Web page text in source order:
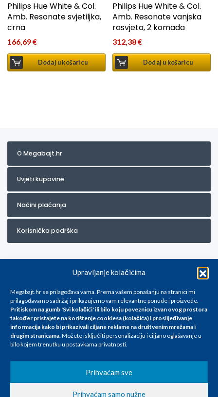
Upravljanje kolačićima
Megabajt.hr se prilagođava vama. Prema vašem ponašanju na stranici mi
prilagođavamo sadržaj i prikazujemo vam relevantne ponude i proizvode.
Pritiskom na gumb 'Svi kolačići' ili bilo koju poveznicu izvan ovog prostora
također pristajete na korištenje cookiesa (kolačića) i proslijeđivanje
informacija kako bi prikazivali ciljane reklame na društvenim mrežama i
drugim stranicama.Možete isključiti personalizaciju i ciljano oglašavanje u
bilo kojem trenutku u postavkama privatnosti.
Prihvaćam sve
Prihvaćam samo nužne
Philips Hue White & Col.
Amb. Resonate svjetiljka,
crna
166,69€
Dodaj u košaricu
Philips Hue White & Col.
Amb. Resonate vanjska
rasvjeta, 2 komada
312,38€
Dodaj u košaricu
O Megabajt.hr
Uvjeti kupovine
Načini plaćanja
Korisnička podrška
Za artikle kojih trenutno nema u ponudi obratite nam se na
info@megabajt.hr. Sve cijene su informativnog karaktera i podložne su
promjenama, a
iskazane su za avansno plaćanje(gotovina) u Eurima i uključuju PDV. Sve
se razlikovati od cijena u našim poslovnicama. Trudimo se dati što bolji
i točniji opis i sliku. Unatoč tome, ne možemo garantirati da su svi